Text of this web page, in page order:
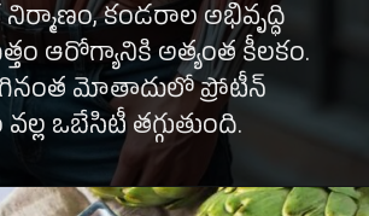
కండరాల అభివృద్ధి
ఆరోగ్యానికి అత్యంత కీలకం.
మోతాదులో ప్రోటీన్
ఒబేసిటీ తగ్గుతుంది.